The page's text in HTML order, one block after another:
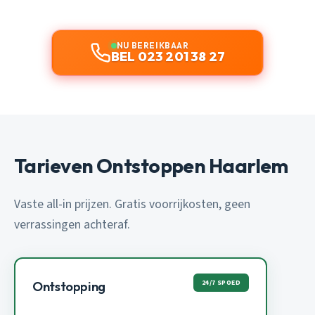
NU BEREIKBAAR
BEL 023 201 38 27
Tarieven Ontstoppen Haarlem
Vaste all-in prijzen. Gratis voorrijkosten, geen
verrassingen achteraf.
Ontstopping 24/7 SPOED